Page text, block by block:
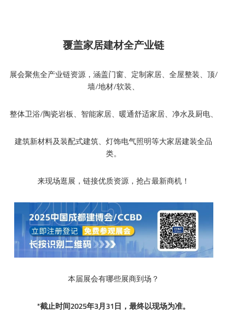
覆盖家居建材全产业链
展会聚焦全产业链资源，涵盖门窗、定制家居、全屋整装、顶/
墙/地材/软装、
整体卫浴/陶瓷岩板、智能家居、暖通舒适家居、净水及厨电、
建筑新材料及装配式建筑、灯饰电气照明等大家居建装全品
类。
来现场逛展，链接优质资源，抢占最新商机！
本届展会有哪些展商到场？
*截止时间2025年3月31日，最终以现场为准。